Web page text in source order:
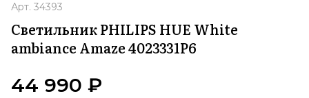
Арт. 34393
Светильник PHILIPS HUE White
ambiance Amaze 4023331P6
44 990 ₽